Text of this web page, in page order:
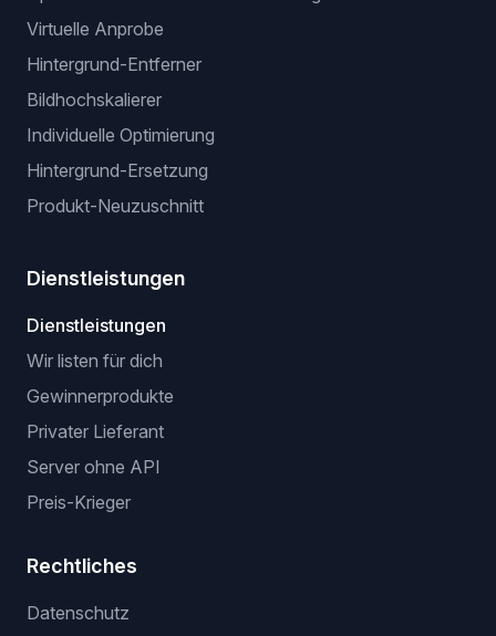
Virtuelle Anprobe
Hintergrund-Entferner
Bildhochskalierer
Individuelle Optimierung
Hintergrund-Ersetzung
Produkt-Neuzuschnitt
Dienstleistungen
Dienstleistungen
Wir listen für dich
Gewinnerprodukte
Privater Lieferant
Server ohne API
Preis-Krieger
Rechtliches
Datenschutz